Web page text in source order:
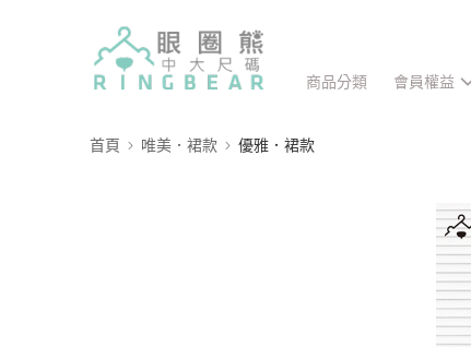
商品分類 會員權益
首頁 唯美．裙款 優雅．裙款